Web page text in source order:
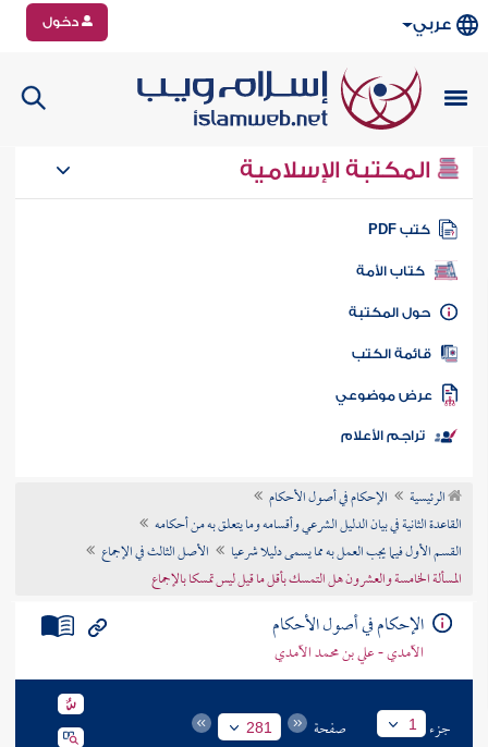
عربي دخول
المكتبة الإسلامية
كتب PDF
كتاب الأمة
المكتبة
الكتب
موضوعي
تراجم الأعلام
الرئيسية
الإحكام في أصول الأحكام
القاعدة الثانية في بيان الدليل الشرعي وأقسامه وما يتعلق به من أحكامه
القسم الأول فيما يجب العمل به مما يسمى دليلا شرعيا
الأصل الثالث في الإجماع
المسألة الخامسة والعشرون هل التمسك بأقل ما قيل ليس تمسكا بالإجماع
الإحكام في أصول الأحكام
الآمدي - علي بن محمد الآمدي
جزء 1 صفحة 281